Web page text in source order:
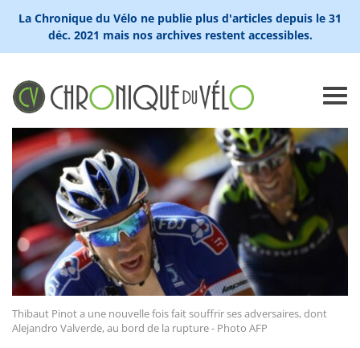
La Chronique du Vélo ne publie plus d'articles depuis le 31
déc. 2021 mais nos archives restent accessibles.
Thibaut Pinot a une nouvelle fois fait souffrir ses adversaires, dont
Alejandro Valverde, au bord de la rupture - Photo AFP